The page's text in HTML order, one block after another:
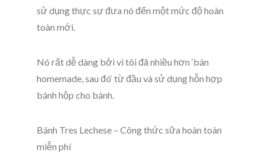
sử dụng thực sự đưa nó đến một mức độ hoàn
toàn mới.
Nó rất dễ dàng bởi vì tôi đã nhiều hơn ‘bán
homemade, sau đó‘ từ đầu và sử dụng hỗn hợp
bánh hộp cho bánh.
Bánh Tres Lechese – Công thức sữa hoàn toàn
miễn phí